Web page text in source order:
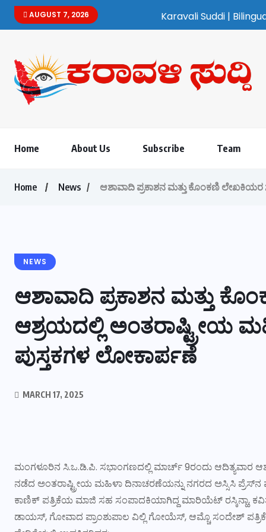
AUGUST 7, 2026 Karavali Suddi | Bilingual
Home About Us Subscribe Team
Home News ಆಶಾವಾದಿ ಪ್ರಕಾಶನ ಮತ್ತು ಕೊಂಕಣಿ
NEWS
ಆಶಾವಾದಿ ಪ್ರಕಾಶನ ಮತ್ತು
ಆಶ್ರಯದಲ್ಲಿ ಅಂತರಾಷ್ಟ್ರೀಯ
ಪುಸ್ತಕಗಳ ಲೋಕಾರ್ಪಣೆ
MARCH 17, 2025
ಮಂಗಳೂರಿನ ಸಿ.ಒ.ಡಿ.ಪಿ. ಸಭಾಂಗಣದಲ್ಲಿ ಮಾರ್ಚ್‌ 9ರಂದು ಆದಿತ್ಯವಾರ
ನಡೆದ ಅಂತರಾಷ್ಟ್ರೀಯ ಮಹಿಳಾ ದಿನಾಚರಣೆಯನ್ನು ನಗರದ ಅಸ್ಸಿಸಿ
ಕಾಣಿಕ್‌ ಪತ್ರಿಕೆಯ ಮಾಜಿ ಸಹ ಸಂಪಾದಕಿಯಾಗಿದ್ದ ಮಾರಿಯೆಟ್‌ ರಸ್ಕಿನ್ಹಾ,
ಡಾಯಸ್, ಗೋವಾದ ಪ್ರಾಂಶುಪಾಲ ವಿಲ್ಲಿ ಗೋಯೆಸ್‌, ಆಮ್ಚೊ ಸಂದೇಶ್